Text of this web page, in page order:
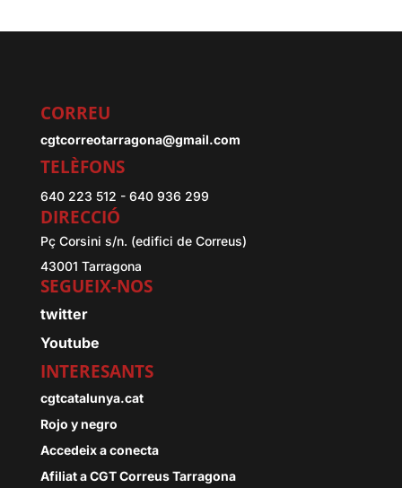
CORREU
cgtcorreotarragona@gmail.com
TELÈFONS
640 223 512 - 640 936 299
DIRECCIÓ
Pç Corsini s/n. (edifici de Correus)
43001 Tarragona
SEGUEIX-NOS
twitter
Youtube
INTERESANTS
cgtcatalunya.cat
Rojo y negro
Accedeix a conecta
Afiliat a CGT Correus Tarragona